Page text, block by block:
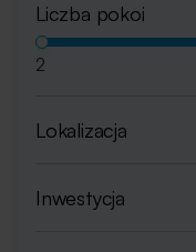
Liczba pokoi
2
Lokalizacja
Inwestycja